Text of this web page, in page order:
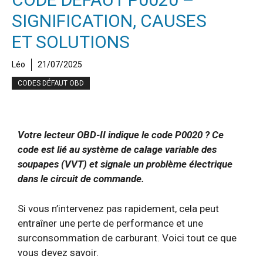
SIGNIFICATION, CAUSES
ET SOLUTIONS
Léo 21/07/2025
CODES DÉFAUT OBD
Votre lecteur OBD-II indique le code P0020 ? Ce
code est lié au système de calage variable des
soupapes (VVT) et signale un problème électrique
dans le circuit de commande.
Si vous n’intervenez pas rapidement, cela peut
entraîner une perte de performance et une
surconsommation de carburant. Voici tout ce que
vous devez savoir.